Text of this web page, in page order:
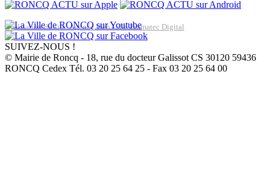
Réalisation du site: Agence Web Lille Promatec Digital
SUIVEZ-NOUS !
© Mairie de Roncq - 18, rue du docteur Galissot CS 30120 59436
RONCQ Cedex Tél. 03 20 25 64 25 - Fax 03 20 25 64 00